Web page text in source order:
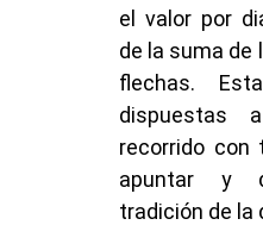
el valor por
de la suma de
flechas.
recorrido con
apuntar y
tradición de la